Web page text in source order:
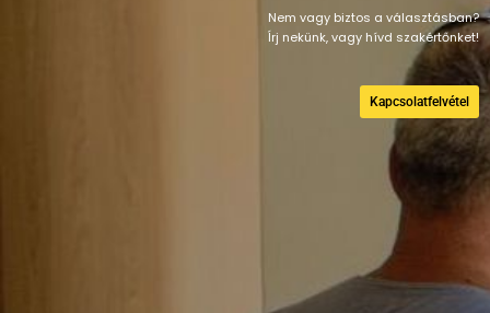
Nem vagy biztos a választásban?
Írj nekünk, vagy hívd szakértőnket!
Kapcsolatfelvétel